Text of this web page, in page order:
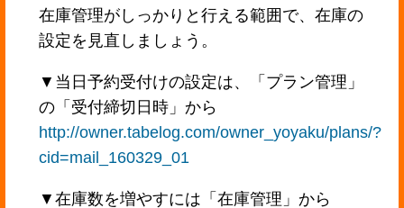
在庫管理がしっかりと行える範囲で、在庫の
設定を見直しましょう。
▼当日予約受付けの設定は、「プラン管理」
の「受付締切日時」から
http://owner.tabelog.com/owner_yoyaku/plans/?
cid=mail_160329_01
▼在庫数を増やすには「在庫管理」から